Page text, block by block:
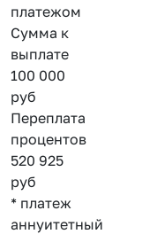
платежом
Сумма к
выплате
100 000
руб
Переплата
процентов
520 925
руб
* платеж
аннуитетный